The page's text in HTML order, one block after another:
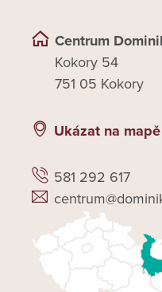
Centrum
Kokory 54
751 05 Kokory
Ukázat na mapě
581 292 617